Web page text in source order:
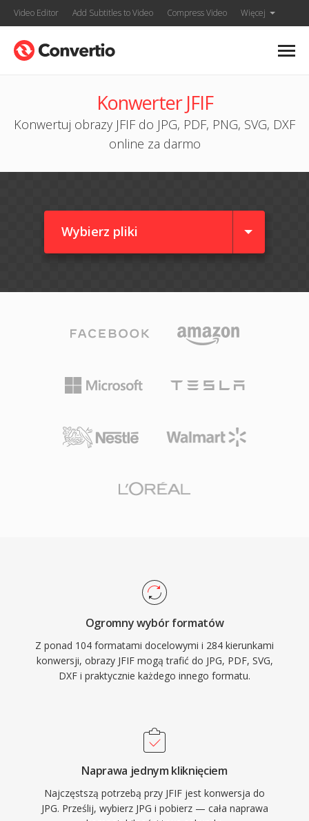
Video Editor Add Subtitles to Video Compress Video Więcej
Konwerter JFIF
Konwertuj obrazy JFIF do JPG, PDF, PNG, SVG, DXF
online za darmo
Wybierz pliki
Ogromny wybór formatów
Z ponad 104 formatami docelowymi i 284 kierunkami
konwersji, obrazy JFIF mogą trafić do JPG, PDF, SVG,
DXF i praktycznie każdego innego formatu.
Naprawa jednym kliknięciem
Najczęstszą potrzebą przy JFIF jest konwersja do
JPG. Prześlij, wybierz JPG i pobierz — cała naprawa